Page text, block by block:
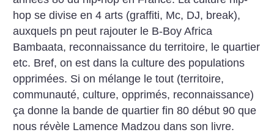
hop se divise en 4 arts (graffiti, Mc, DJ, break),
auxquels pn peut rajouter le B-Boy Africa
Bambaata, reconnaissance du territoire, le quartier
etc. Bref, on est dans la culture des populations
opprimées. Si on mélange le tout (territoire,
communauté, culture, opprimés, reconnaissance)
ça donne la bande de quartier fin 80 début 90 que
nous révèle Lamence Madzou dans son livre.